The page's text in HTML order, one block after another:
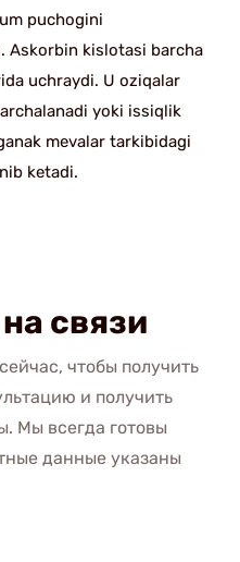
puchogini
Askorbin kislotasi barcha
uchraydi. U oziqalar
yoki issiqlik
mevalar tarkibidagi
ketadi.
связи
чтобы получить
и получить
Мы всегда готовы
данные указаны